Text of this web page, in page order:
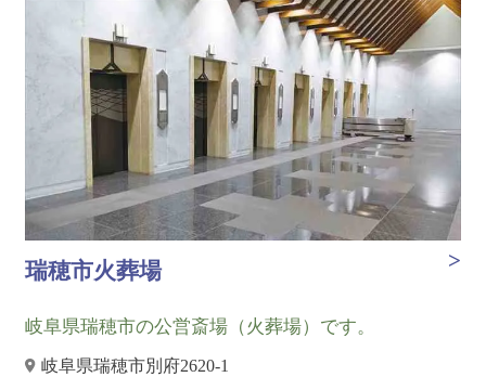
瑞穂市火葬場
岐阜県瑞穂市の公営斎場（火葬場）です。
岐阜県瑞穂市別府2620‑1